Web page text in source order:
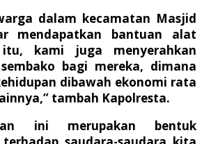
dalam kecamatan Masjid
mendapatkan bantuan alat
kami juga menyerahkan
bagi mereka, dimana
dibawah ekonomi rata
tambah Kapolresta.
ini merupakan bentuk